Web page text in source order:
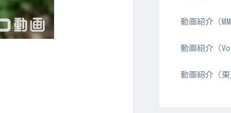
動画紹介（
動画紹介（
動画紹介（東